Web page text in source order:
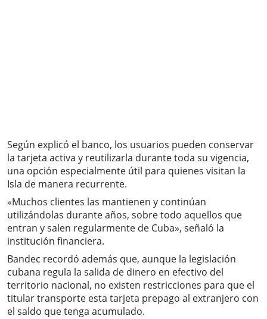
Según explicó el banco, los usuarios pueden conservar
la tarjeta activa y reutilizarla durante toda su vigencia,
una opción especialmente útil para quienes visitan la
Isla de manera recurrente.
«Muchos clientes las mantienen y continúan
utilizándolas durante años, sobre todo aquellos que
entran y salen regularmente de Cuba», señaló la
institución financiera.
Bandec recordó además que, aunque la legislación
cubana regula la salida de dinero en efectivo del
territorio nacional, no existen restricciones para que el
titular transporte esta tarjeta prepago al extranjero con
el saldo que tenga acumulado.